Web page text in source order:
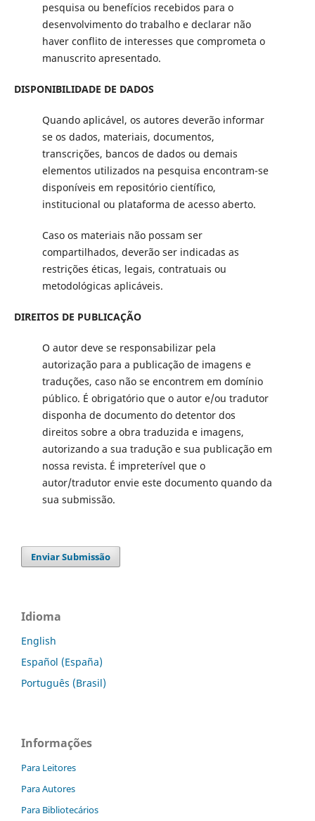
pesquisa ou benefícios recebidos para o
desenvolvimento do trabalho e declarar não
haver conflito de interesses que comprometa o
manuscrito apresentado.
DISPONIBILIDADE DE DADOS
Quando aplicável, os autores deverão informar
se os dados, materiais, documentos,
transcrições, bancos de dados ou demais
elementos utilizados na pesquisa encontram-se
disponíveis em repositório científico,
institucional ou plataforma de acesso aberto.
Caso os materiais não possam ser
compartilhados, deverão ser indicadas as
restrições éticas, legais, contratuais ou
metodológicas aplicáveis.
DIREITOS DE PUBLICAÇÃO
O autor deve se responsabilizar pela
autorização para a publicação de imagens e
traduções, caso não se encontrem em domínio
público. É obrigatório que o autor e/ou tradutor
disponha de documento do detentor dos
direitos sobre a obra traduzida e imagens,
autorizando a sua tradução e sua publicação em
nossa revista. É impreterível que o
autor/tradutor envie este documento quando da
sua submissão.
Enviar Submissão
Idioma
English
Español (España)
Português (Brasil)
Informações
Para Leitores
Para Autores
Para Bibliotecários